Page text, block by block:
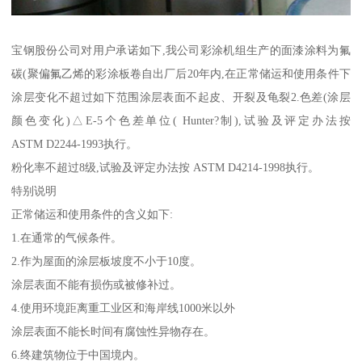
宝钢股份公司对用户承诺如下,我公司彩涂机组生产的面漆涂料为氟
碳(聚偏氟乙烯的彩涂板卷自出厂后20年内,在正常储运和使用条件下
涂层变化不超过如下范围涂层表面不起皮、开裂及龟裂2.色差(涂层
颜色变化)△E-5个色差单位( Hunter?制),试验及评定办法按
ASTM D2244-1993执行。
粉化率不超过8级,试验及评定办法按 ASTM D4214-1998执行。
特别说明
正常储运和使用条件的含义如下:
1.在通常的气候条件。
2.作为屋面的涂层板坡度不小于10度。
涂层表面不能有损伤或被修补过。
4.使用环境距离重工业区和海岸线1000米以外
涂层表面不能长时间有腐蚀性异物存在。
6.终建筑物位于中国境内。